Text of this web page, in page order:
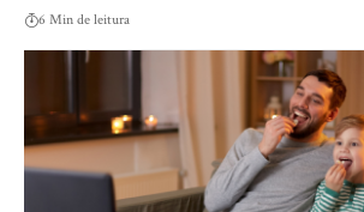
6 Min de leitura